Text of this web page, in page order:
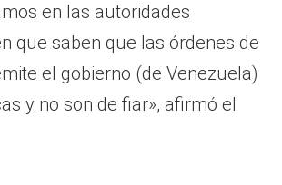
en las autoridades
que saben que las órdenes de
el gobierno (de Venezuela)
y no son de fiar», afirmó el